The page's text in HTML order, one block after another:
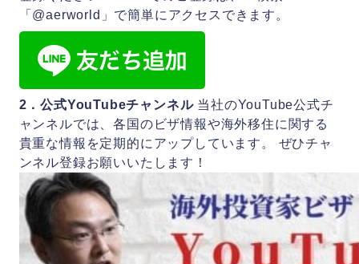
「@aerworld」で簡単にアクセスできます。
2．公式YouTubeチャンネル 当社のYouTube公式チ
ャンネルでは、各国のビザ情報や海外移住に関する
貴重な情報を定期的にアップしています。 ぜひチャ
ンネル登録お願いいたします！